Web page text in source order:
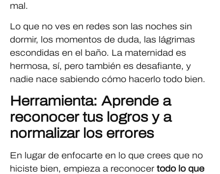
mal.
Lo que no ves en redes son las noches sin
dormir, los momentos de duda, las lágrimas
escondidas en el baño. La maternidad es
hermosa, sí, pero también es desafiante, y
nadie nace sabiendo cómo hacerlo todo bien.
Herramienta: Aprende a
reconocer tus logros y a
normalizar los errores
En lugar de enfocarte en lo que crees que no
hiciste bien, empieza a reconocer todo lo que